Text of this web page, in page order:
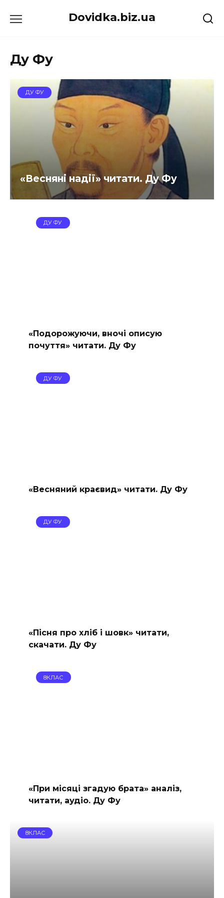
до
Dovidka.biz.ua
Ду Фу
ДУ ФУ
«Весняні надії» читати. Ду Фу
ДУ ФУ
«Подорожуючи, вночі описую
почуття» читати. Ду Фу
ДУ ФУ
«Весняний краєвид» читати. Ду Фу
ДУ ФУ
«Пісня про хліб і шовк» читати,
скачати. Ду Фу
8КЛАС
«При місяці згадую брата» аналіз,
читати, аудіо. Ду Фу
8КЛАС